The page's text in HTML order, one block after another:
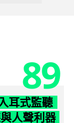
89
耳式監聽
人聲利器